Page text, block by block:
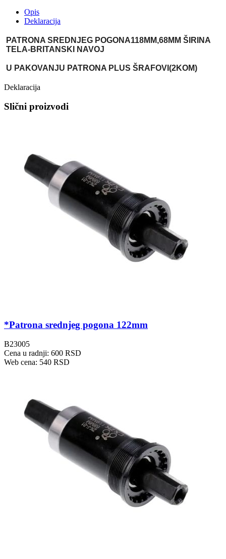
Opis
Deklaracija
PATRONA SREDNJEG POGONA118MM,68MM ŠIRINA
TELA-BRITANSKI NAVOJ
U PAKOVANJU PATRONA PLUS ŠRAFOVI(2KOM)
Deklaracija
Slični proizvodi
*Patrona srednjeg pogona 122mm
B23005
Cena u radnji: 600 RSD
Web cena: 540 RSD